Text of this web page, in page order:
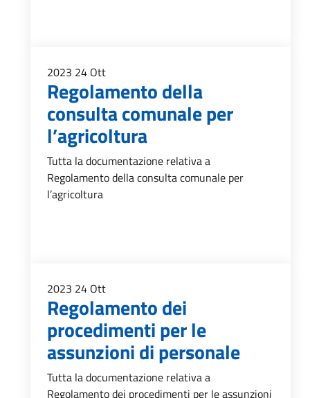
2023 24 Ott
Regolamento della
consulta comunale per
l’agricoltura
Tutta la documentazione relativa a
Regolamento della consulta comunale per
l’agricoltura
2023 24 Ott
Regolamento dei
procedimenti per le
assunzioni di personale
Tutta la documentazione relativa a
Regolamento dei procedimenti per le assunzioni